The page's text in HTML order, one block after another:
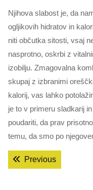
Njihova slabost je, da
ogljikovih hidratov in
niti občutka sitosti, vsaj
nasprotno, oskrbi z
izobilju. Zmagovalna
skupaj z izbranimi
kalorij, vas lahko
je to v primeru sladkarij
poudariti, da prav
temu, da smo po
Navigacija
prispevka
PreviousPrevious